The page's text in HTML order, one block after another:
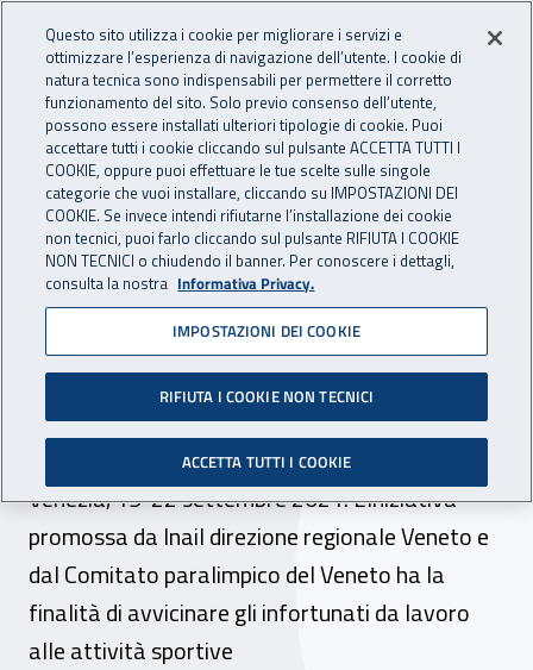
INAIL - Istituto Nazionale
Apri cerca
Navigazione principale
Navigazione - Ti trovi in:
Home Inail comunica Eventi
dal 19 al 22 settembre 2021
Veneto, aperto un campus
estivo multidisciplinare
Cip-Inail
Venezia, 19-22 settembre 2021. L'iniziativa
promossa da Inail direzione regionale Veneto e
dal Comitato paralimpico del Veneto ha la
finalità di avvicinare gli infortunati da lavoro
alle attività sportive
Questo sito utilizza i cookie per migliorare i servizi e
ottimizzare l’esperienza di navigazione dell’utente. I cookie di
natura tecnica sono indispensabili per permettere il corretto
funzionamento del sito. Solo previo consenso dell’utente,
possono essere installati ulteriori tipologie di cookie. Puoi
accettare tutti i cookie cliccando sul pulsante ACCETTA TUTTI I
COOKIE, oppure puoi effettuare le tue scelte sulle singole
categorie che vuoi installare, cliccando su IMPOSTAZIONI DEI
COOKIE. Se invece intendi rifiutarne l’installazione dei cookie
non tecnici, puoi farlo cliccando sul pulsante RIFIUTA I COOKIE
NON TECNICI o chiudendo il banner. Per conoscere i dettagli,
consulta la nostra Informativa Privacy.
IMPOSTAZIONI DEI COOKIE
RIFIUTA I COOKIE NON TECNICI
ACCETTA TUTTI I COOKIE